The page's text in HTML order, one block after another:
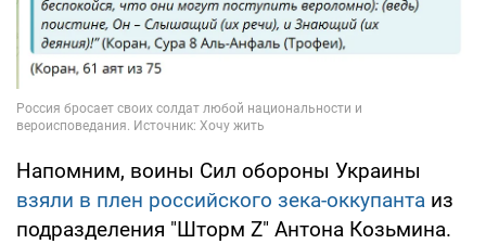
Напомним, воины Сил обороны Украины
взяли в плен российского зека-оккупанта из
подразделения "Шторм Z" Антона Козьмина.